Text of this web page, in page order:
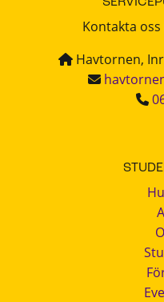
Kontakta
Havtornen,